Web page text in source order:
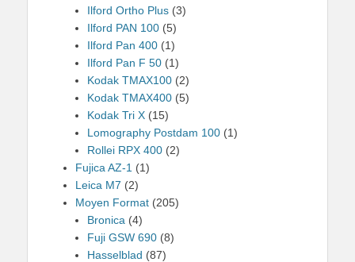
Ilford Ortho Plus (3)
Ilford PAN 100 (5)
Ilford Pan 400 (1)
Ilford Pan F 50 (1)
Kodak TMAX100 (2)
Kodak TMAX400 (5)
Kodak Tri X (15)
Lomography Postdam 100 (1)
Rollei RPX 400 (2)
Fujica AZ-1 (1)
Leica M7 (2)
Moyen Format (205)
Bronica (4)
Fuji GSW 690 (8)
Hasselblad (87)